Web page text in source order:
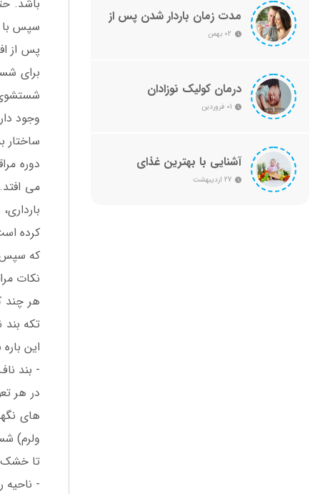
مدت زمان باردار شدن پس از
اولین اقدام
02 بهمن
درمان کولیک نوزادان
01 فروردین
آشنایی با بهترین غذای
کمکی برای کودکان
27 اردیبهشت
باشد.
سپس با
پس از
برای
وجود
ساختار
می
کرده
که سپس
نکات
هر چند
این
- بند
های
ولرم)
تا خشک
- ناحیه